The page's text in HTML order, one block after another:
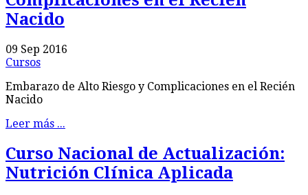
Nacido
09 Sep 2016
Cursos
Embarazo de Alto Riesgo y Complicaciones en el Recién
Nacido
Leer más ...
Curso Nacional de Actualización:
Nutrición Clínica Aplicada